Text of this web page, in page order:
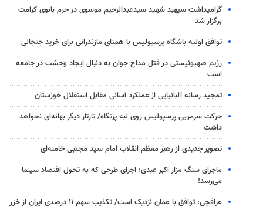
گرامیداشت سپهبد شهید سیدعبدالرحیم موسوی در حرم بانوی کرامت
برگزار شد
توافق اولیه باشگاه پرسپولیس با همتای مازندرانی برای خرید جنجالی
رژیم صهیونیستی در قتل مداح جوان به دنبال ایجاد وحشت در جامعه
است
تمجید رسانه آلبانیایی از عملکرد آسانی مقابل استقلال خوزستان
حرکت سرمربی پرسپولیس روی لبه پرتگاه/ تارتار دیگر بهانه‌ای نخواهد
داشت
تصویر جدیدی از رهبر معظم انقلاب امام سید مجتبی خامنه‌ای
ماجرای سنگ مزار اکبر عبدی؛ اجرای طرحی که به تحول اقتصاد سینما
می‌رسد!
عراقچی: توافق با عمان نزدیک است/ تکذیب سهم ۱۱ درصدی ایران از خزر